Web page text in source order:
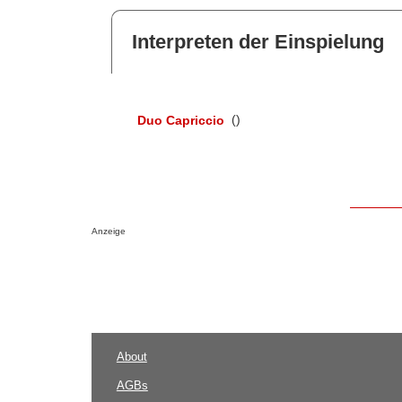
Interpreten der Einspielung
Duo Capriccio ()
Anzeige
About
AGBs